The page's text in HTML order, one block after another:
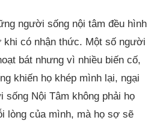
người sống nội tâm đều hình
khi có nhận thức. Một số người
bát nhưng vì nhiều biến cố,
khiến họ khép mình lại, ngại
sống Nội Tâm không phải họ
lòng của mình, mà họ sợ sẽ